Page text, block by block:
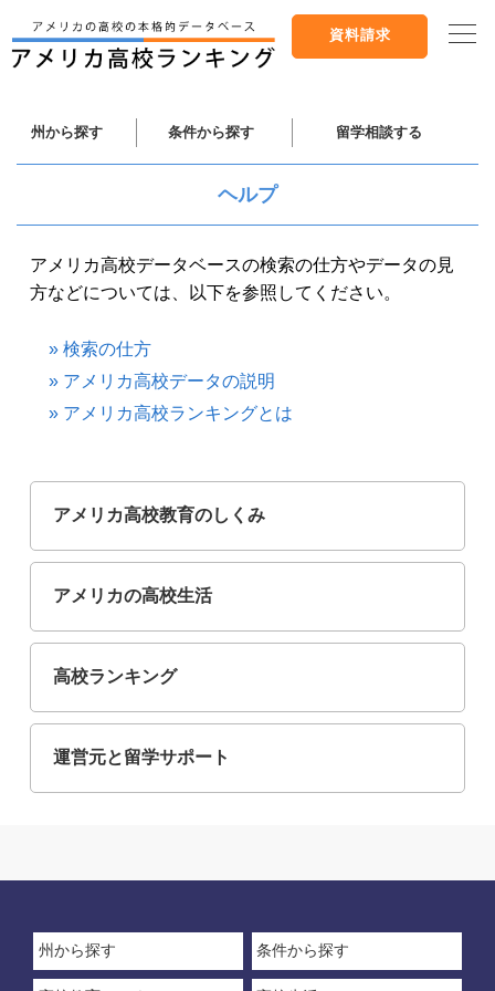
資料請求
州から探す 条件から探す 留学相談する
ヘルプ
アメリカ高校データベースの検索の仕方やデータの見
方などについては、以下を参照してください。
» 検索の仕方
» アメリカ高校データの説明
» アメリカ高校ランキングとは
アメリカ高校教育のしくみ
アメリカの高校生活
高校ランキング
運営元と留学サポート
州から探す 条件から探す